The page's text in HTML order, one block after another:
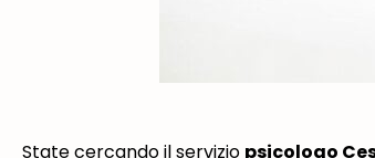
State cercando il servizio psicologo